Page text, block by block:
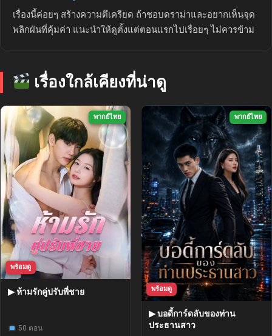
เรื่องนี้ค่อยๆ สร้างความตึเครียด ถ้าชอบดราม่าและอยากเห็นจุด
พลิกผันที่คุ้มค่า แนะนำให้ดูตั้งแต่ตอนแรกไปเรื่อยๆ ไม่ควรข้าม
เรื่องใกล้เคียงที่น่าดู
พากย์ไทย
พร้อมดู
▶ ห้ามรักคู่ปรับพี่ชาย
50 ตอน
พากย์ไทย
พร้อมดู
▶ บอดี้การ์ดลับของท่าน
ประธานสาว